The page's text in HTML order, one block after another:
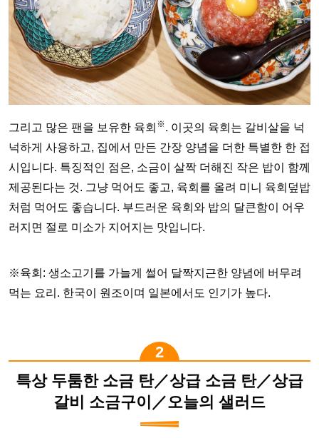
그리고 많은 팬을 보유한 육회 ※. 이곳의 육회는 갈비살을 넉
넉하게 사용하고, 집에서 만든 간장 양념을 더한 특별한 한 접
시입니다. 특징적인 점은, 소금이 살짝 더해진 작은 밥이 함께
제공된다는 것. 그냥 먹어도 좋고, 육회를 올려 미니 육회덮밥
처럼 먹어도 좋습니다. 부드러운 육회와 밥의 달큰함이 어우
러지면 절로 미소가 지어지는 맛입니다.
※육회: 생소고기를 가늘게 썰어 달짝지근한 양념에 버무려
먹는 요리. 한국이 원조이며 일본에서도 인기가 높다.
특상 두툼한 소금 탄／상급 소금 탄／상급
갈비 소금구이／오늘의 샐러드